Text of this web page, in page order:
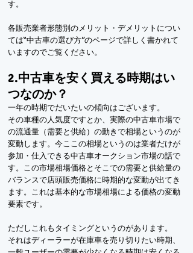
す。
各販売業者形態別のメリット・デメリットについ
ては“中古車の選び方”のページで詳しく書かれて
いますのでご覧ください。
2.中古車を安く買える時期はい
つなのか？
一年の時期でだいたいの傾向はございます。
その車種の人気度ですとか、実際の中古車市場で
の流通量（需要と供給）の動きで相場というのが
変動します。今ここの相場というのは業者だけが
参加・仕入できる中古車オークション市場の話で
す。この市場相場価格とそこでの需要と供給量の
バランスで店頭販売価格に時期的な変動が出てき
ます。これは基本的な市場相場による価格の変動
要素です。
ただしこれもタイミングというのがあります。
それはディーラーが在庫車を売り切りたい時期、